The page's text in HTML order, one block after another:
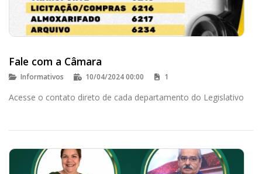
Fale com a Câmara
Informativos 10/04/2024 00:00 1
Acesse o contato direto de cada departamento do Legislativo